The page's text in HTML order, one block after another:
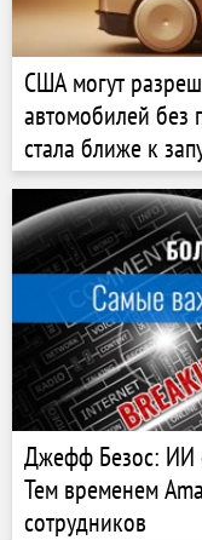
США могут
автомобилей без
стала ближе к
Джефф Безос: ИИ
Тем временем
сотрудников